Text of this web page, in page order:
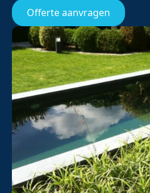
Offerte aanvragen